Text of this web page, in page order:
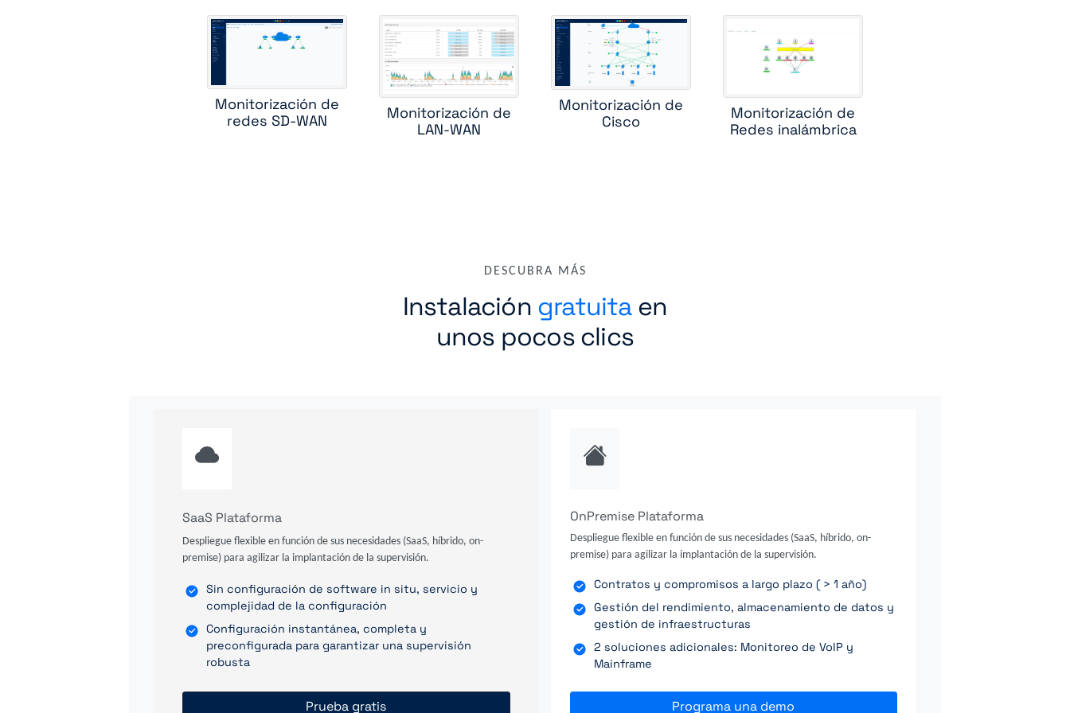
hpe wireless controller huawei switch ipam juniper cos juniper router
juniper ssr kemp load balancer lenovo rackswitch mellanox switch
mib ii interface mpls lsr int oneaccess ping radware alteon
radware linkproof riverbed central management controller
Monitorización de
redes SD-WAN
Monitorización de
LAN-WAN
Monitorización de
Cisco
Monitorización de
Redes inalámbrica
DESCUBRA MÁS
Instalación gratuitaen
unos pocos clics
SaaS Plataforma
Despliegue flexible en función de sus necesidades (SaaS, híbrido, on-
premise) para agilizar la implantación de la supervisión.
Sin configuración de software in situ, servicio y
complejidad de la configuración
Configuración instantánea, completa y
preconfigurada para garantizar una supervisión
robusta
Prueba gratis
OnPremise Plataforma
Despliegue flexible en función de sus necesidades (SaaS, híbrido, on-
premise) para agilizar la implantación de la supervisión.
Contratos y compromisos a largo plazo ( > 1 año)
Gestión del rendimiento, almacenamiento de datos y
gestión de infraestructuras
2 soluciones adicionales: Monitoreo de VoIP y
Mainframe
Programa una demo